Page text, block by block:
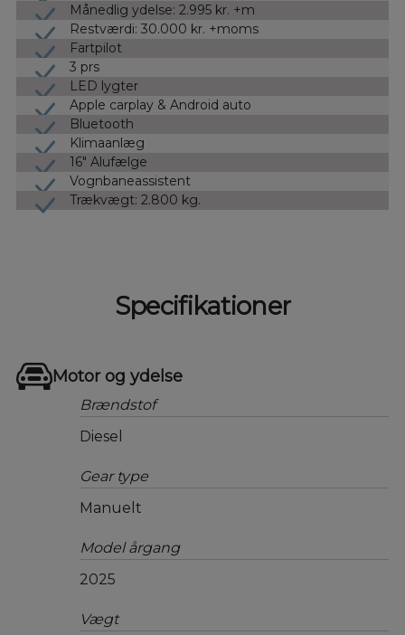
Månedlig ydelse: 2.995 kr. +m
Restværdi: 30.000 kr. +moms
Fartpilot
3 prs
LED lygter
Apple carplay & Android auto
Bluetooth
Klimaanlæg
16" Alufælge
Vognbaneassistent
Trækvægt: 2.800 kg.
Specifikationer
Motor og ydelse
Brændstof
Diesel
Gear type
Manuelt
Model årgang
2025
Vægt